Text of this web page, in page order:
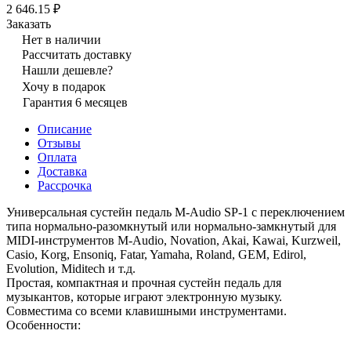
2 646.15 ₽
Заказать
Нет в наличии
Рассчитать доставку
Нашли дешевле?
Хочу в подарок
Гарантия 6 месяцев
Описание
Отзывы
Оплата
Доставка
Рассрочка
Универсальная сустейн педаль M-Audіo SP-1 с переключением
типа нормально-разомкнутый или нормально-замкнутый для
MIDI-инструментов M-Audio, Novation, Akai, Kawai, Kurzweil,
Casio, Korg, Ensoniq, Fatar, Yamaha, Roland, GEM, Edirol,
Evolution, Miditech и т.д.
Простая, компактная и прочная сустейн педаль для
музыкантов, которые играют электронную музыку.
Совместима со всеми клавишными инструментами.
Особенности: